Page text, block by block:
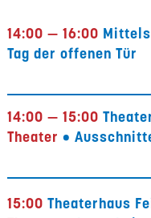
14:00 — 16:00
Tag der offenen Tür
14:00 — 15:00
Theater •
15:00 Theaterhaus